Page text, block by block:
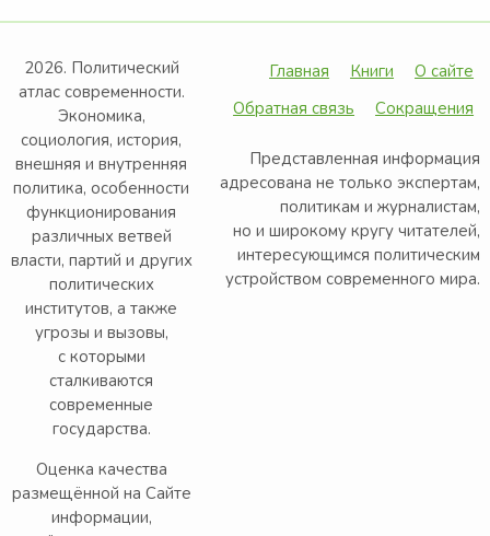
2026. Политический
атлас современности.
Экономика,
социология, история,
внешняя и внутренняя
политика, особенности
функционирования
различных ветвей
власти, партий и других
политических
институтов, а также
угрозы и вызовы,
с которыми
сталкиваются
современные
государства.
Оценка качества
размещённой на Сайте
информации,
Главная Книги
О сайте
Обратная связь
Сокращения
Представленная информация
адресована не только экспертам,
политикам и журналистам,
но и широкому кругу читателей,
интересующимся политическим
устройством современного мира.